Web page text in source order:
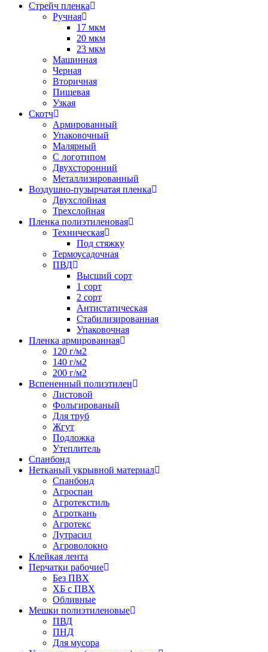
Стрейч пленка
Ручная
17 мкм
20 мкм
23 мкм
Машинная
Черная
Вторичная
Пищевая
Узкая
Скотч
Армированный
Упаковочный
Малярный
С логотипом
Двухсторонний
Металлизированный
Воздушно-пузырчатая пленка
Двухслойная
Трехслойная
Пленка полиэтиленовая
Техническая
Под стяжку
Термоусадочная
ПВД
Высший сорт
1 сорт
2 сорт
Антистатическая
Стабилизированная
Упаковочная
Пленка армированная
120 г/м2
140 г/м2
200 г/м2
Вспененный полиэтилен
Листовой
Фольгированый
Для труб
Жгут
Подложка
Утеплитель
Спанбонд
Нетканый укрывной материал
Спанбонд
Агроспан
Агротекстиль
Агроткань
Агротекс
Лутрасил
Агроволокно
Клейкая лента
Перчатки рабочие
Без ПВХ
ХБ с ПВХ
Обливные
Мешки полиэтиленовые
ПВД
ПНД
Для мусора